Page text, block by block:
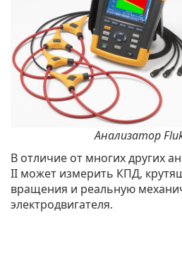
Анализатор
В отличие от многих других
II может измерить КПД,
вращения и реальную
электродвигателя.